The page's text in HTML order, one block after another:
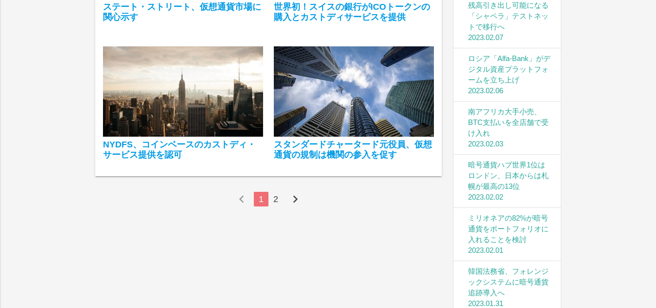
ステート・ストリート、仮想通貨市場に
関心示す
世界初！スイスの銀行がICOトークンの
購入とカストディサービスを提供
NYDFS、コインベースのカストディ・
サービス提供を認可
スタンダードチャータード元役員、仮想
通貨の規制は機関の参入を促す
chevron_left 1 2 chevron_right
残高引き出し可能になる
「シャペラ」テストネッ
トで移行へ
2023.02.07
ロシア「Alfa-Bank」がデ
ジタル資産プラットフォ
ームを立ち上げ
2023.02.06
南アフリカ大手小売、
BTC支払いを全店舗で受
け入れ
2023.02.03
暗号通貨ハブ世界1位は
ロンドン、日本からは札
幌が最高の13位
2023.02.02
ミリオネアの82%が暗号
通貨をポートフォリオに
入れることを検討
2023.02.01
韓国法務省、フォレンジ
ックシステムに暗号通貨
追跡導入へ
2023.01.31